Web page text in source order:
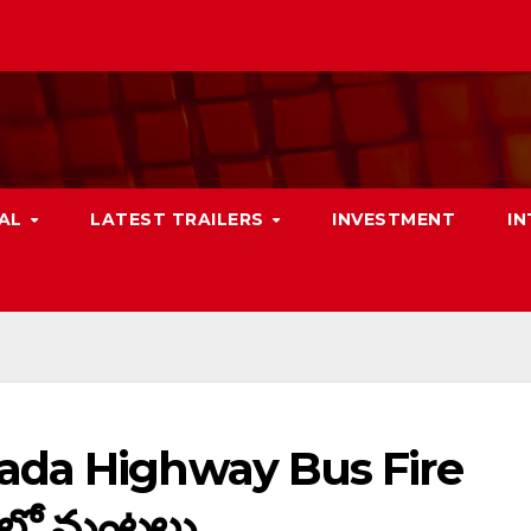
LATEST TRAILERS INVESTMENT
Highway Bus Fire